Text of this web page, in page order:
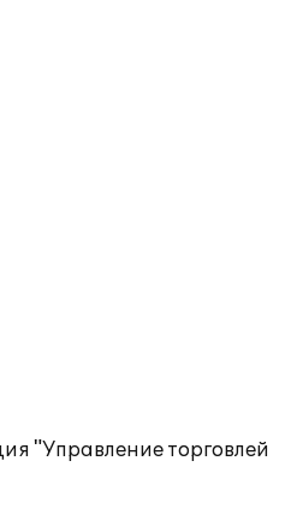
"Управление торговлей